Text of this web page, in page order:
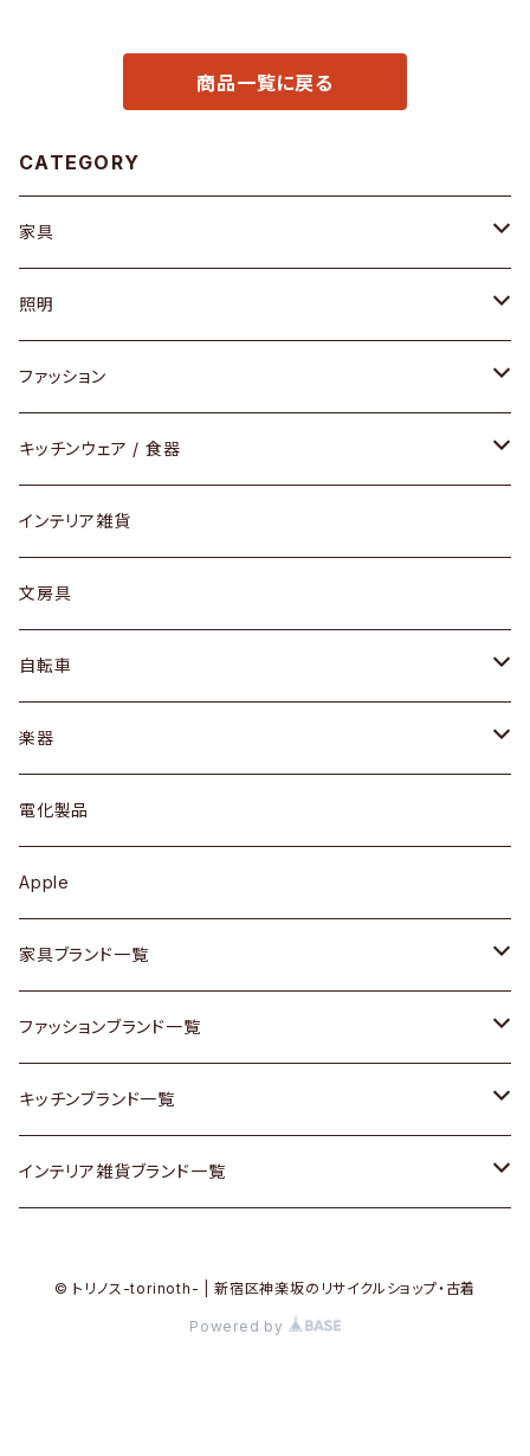
商品一覧に戻る
CATEGORY
家具
ソファ / ベンチ
チェア / スツール
ダイニングセット / ダイニングテーブル
ローテーブル / サイドテーブル
デスク / コンソール
ドレッサー
シェルフ
キュリオケース / 飾り棚
カップボード / 食器棚
チェスト
その他家具
Vintageヴィンテージ / Antiqueアンティーク
Designers / デザイナーズ
照明
ペンダントライト
テーブルランプ / デスクスタンド
フロアライト
ファッション
アクセサリー
リング
ピアス / イヤリング
財布
バッグ
アウター
トップス
ワンピース
ボトムス
靴
スカーフ
腕時計
Vintage / ヴィンテージ
キッチンウェア / 食器
グラス / タンブラー
カップ / マグ
プレート / ボウル
カトラリー
ケトル / ティーポット
鍋 / フライパン
Vintage / ヴィンテージ
銀製品
和物 / 作家物
その他キッチン雑貨
インテリア雑貨
文房具
自転車
dahon
楽器
ギター
ベース
その他楽器
電化製品
Apple
家具ブランド一覧
ACME Furniture / アクメ ファニチャー
ACTUS / アクタス
arflex / アルフレックス
ファッションブランド一覧
agnes b / アニエス ベー
BALLY / バリー
キッチンブランド一覧
ARABIA / アラビア
インテリア雑貨ブランド一覧
© トリノス-torinoth- | 新宿区神楽坂のリサイクルショップ・古着
Powered by